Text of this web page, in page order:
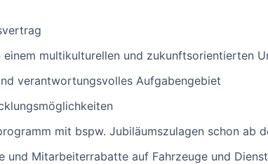
multikulturellen und zukunftsorientierten
verantwortungsvolles Aufgabengebiet
mit bspw. Jubiläumszulagen schon ab
und Mitarbeiterrabatte auf Fahrzeuge und